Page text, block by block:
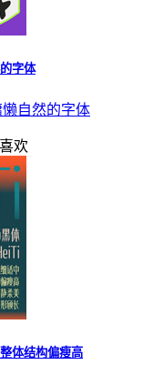
字体
自然的字体
欢
体结构偏瘦高